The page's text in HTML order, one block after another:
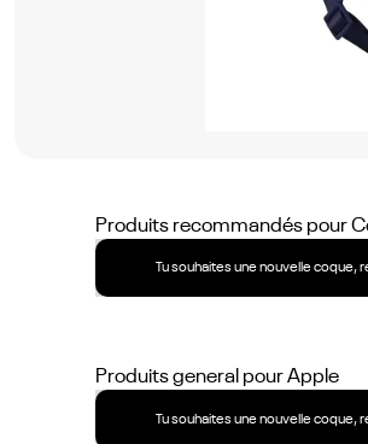
Produits recommandés pour
Tu souhaites une nouvelle
Produits general pourApple
Tu souhaites une nouvelle coque,